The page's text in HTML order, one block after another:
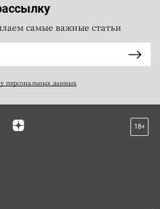
самые важные статьи
персональных данных
18+